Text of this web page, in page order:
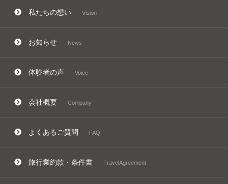
私たちの想い Vision
お知らせ News
体験者の声 Voice
会社概要 Company
よくあるご質問 FAQ
旅行業約款・条件書 TravelAgreement